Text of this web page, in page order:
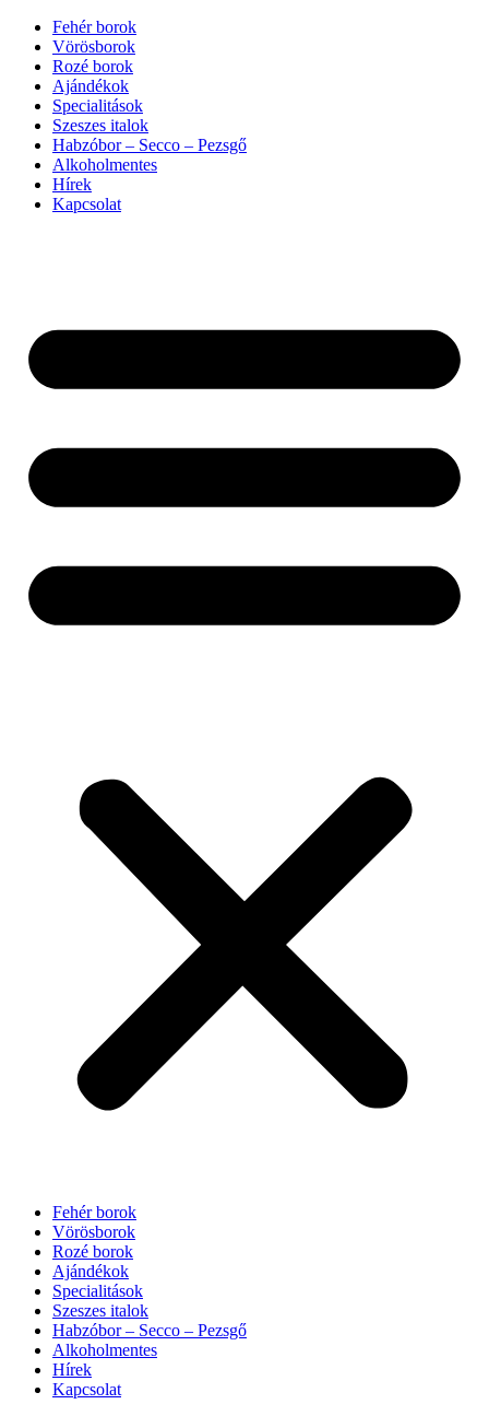
Ugrás
tartalomhoz
Fehér borok
Vörösborok
Rozé borok
Ajándékok
Specialitások
Szeszes italok
Habzóbor – Secco – Pezsgő
Alkoholmentes
Hírek
Kapcsolat
Fehér borok
Vörösborok
Rozé borok
Ajándékok
Specialitások
Szeszes italok
Habzóbor – Secco – Pezsgő
Alkoholmentes
Hírek
Kapcsolat